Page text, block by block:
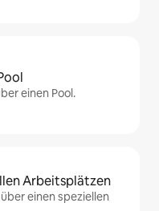
einen Pool.
Arbeitsplätzen
einen speziellen